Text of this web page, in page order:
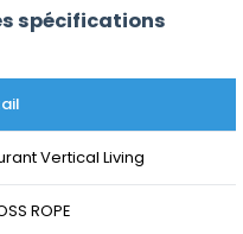
spécifications
Vertical Living
ROPE